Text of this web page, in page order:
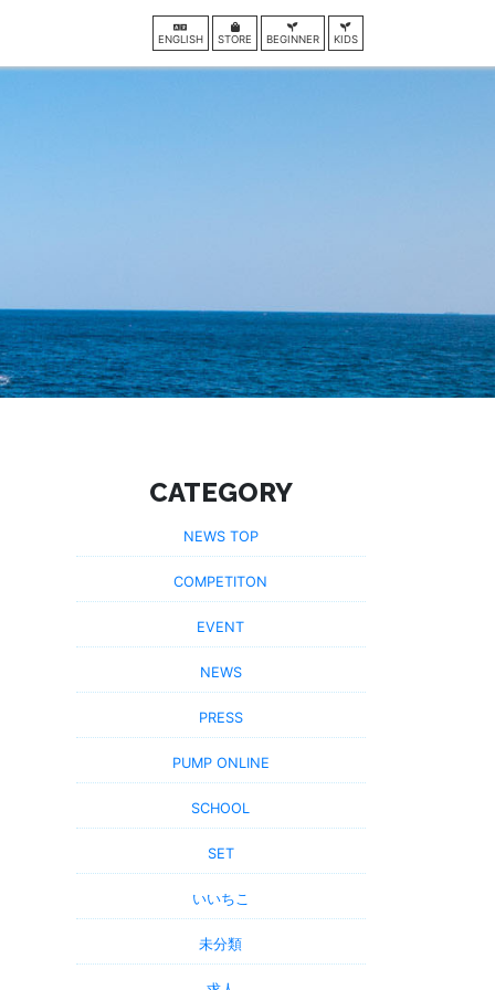
ENGLISH STORE BEGINNER KIDS
CATEGORY
NEWS TOP
COMPETITON
EVENT
NEWS
PRESS
PUMP ONLINE
SCHOOL
SET
いいちこ
未分類